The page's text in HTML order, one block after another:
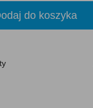
do koszyka